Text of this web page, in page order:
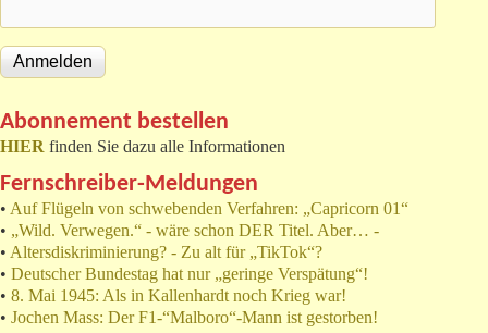
Abonnement bestellen
HIER finden Sie dazu alle Informationen
Fernschreiber-Meldungen
• Auf Flügeln von schwebenden Verfahren: „Capricorn 01“
• „Wild. Verwegen.“ - wäre schon DER Titel. Aber… -
• Altersdiskriminierung? - Zu alt für „TikTok“?
• Deutscher Bundestag hat nur „geringe Verspätung“!
• 8. Mai 1945: Als in Kallenhardt noch Krieg war!
• Jochen Mass: Der F1-“Malboro“-Mann ist gestorben!